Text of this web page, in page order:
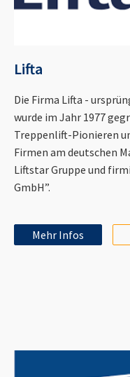
Lifta
Die Firma Lifta -
wurde im Jahr 1977
Treppenlift-Pionieren
Firmen am deutschen
Liftstar Gruppe und
GmbH”.
Mehr Infos